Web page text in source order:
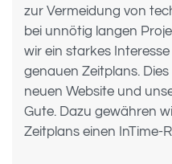
zur Vermeidung von
bei unnötig langen
wir ein starkes
genauen Zeitplans.
neuen Website und
Gute. Dazu gewähren
Zeitplans einen InTime-